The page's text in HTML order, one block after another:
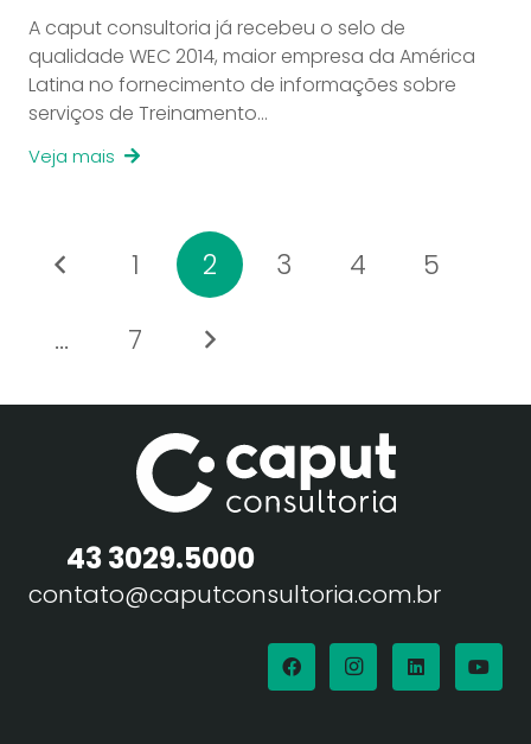
A caput consultoria já recebeu o selo de
qualidade WEC 2014, maior empresa da América
Latina no fornecimento de informações sobre
serviços de Treinamento…
Veja mais
1 2 3 4
5
…
7
43 3029.5000
contato@caputconsultoria.com.br